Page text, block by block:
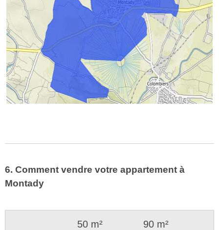
6. Comment vendre votre appartement à
Montady
50 m²
90 m²